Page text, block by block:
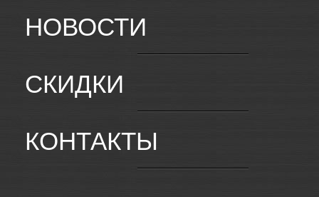
НОВОСТИ
СКИДКИ
КОНТАКТЫ